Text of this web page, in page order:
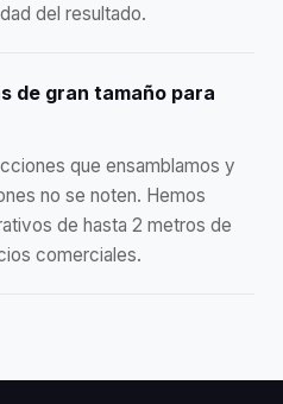
del resultado.
de gran tamaño para
que ensamblamos y
no se noten. Hemos
de hasta 2 metros de
comerciales.